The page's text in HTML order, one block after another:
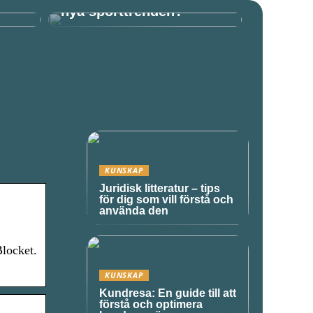
nya sporttrenden?
KUNSKAP
Juridisk litteratur – tips
för dig som vill förstå och
använda den
KUNSKAP
Kundresa: En guide till att
förstå och optimera